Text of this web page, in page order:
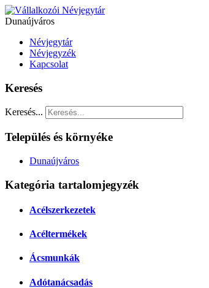
Dunaújváros
Névjegytár
Névjegyzék
Kapcsolat
Keresés
Keresés...
Település és környéke
Dunaújváros
Kategória tartalomjegyzék
Acélszerkezetek
Acéltermékek
Ácsmunkák
Adótanácsadás